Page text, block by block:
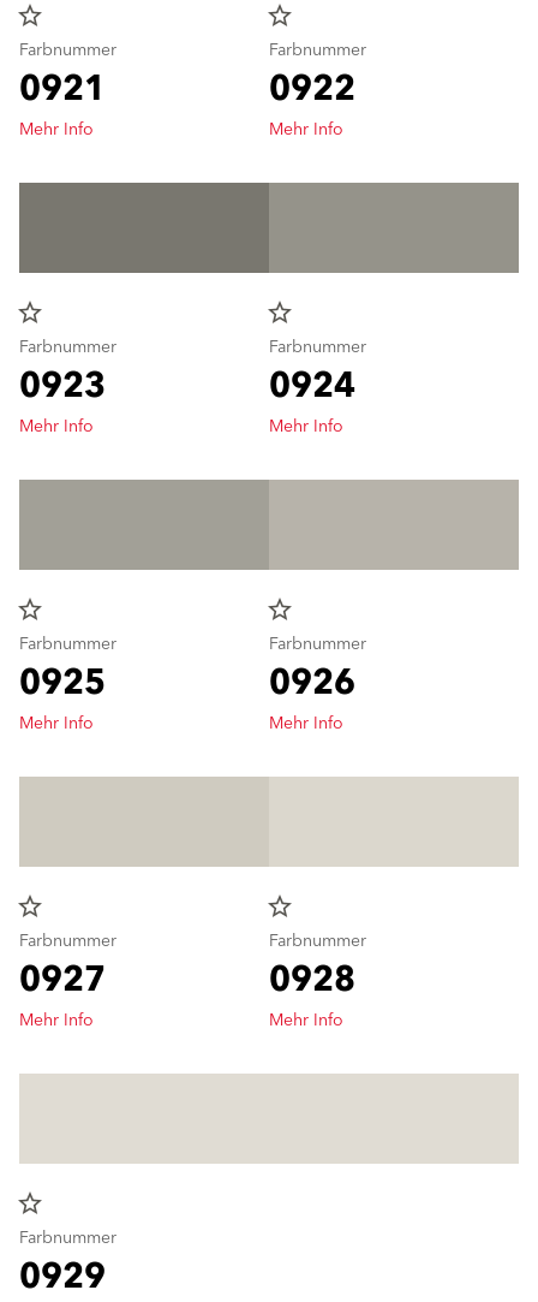
star_border
Farbnummer
0921
Mehr Info
star_border
Farbnummer
0922
Mehr Info
star_border
Farbnummer
0923
Mehr Info
star_border
Farbnummer
0924
Mehr Info
star_border
Farbnummer
0925
Mehr Info
star_border
Farbnummer
0926
Mehr Info
star_border
Farbnummer
0927
Mehr Info
star_border
Farbnummer
0928
Mehr Info
star_border
Farbnummer
0929